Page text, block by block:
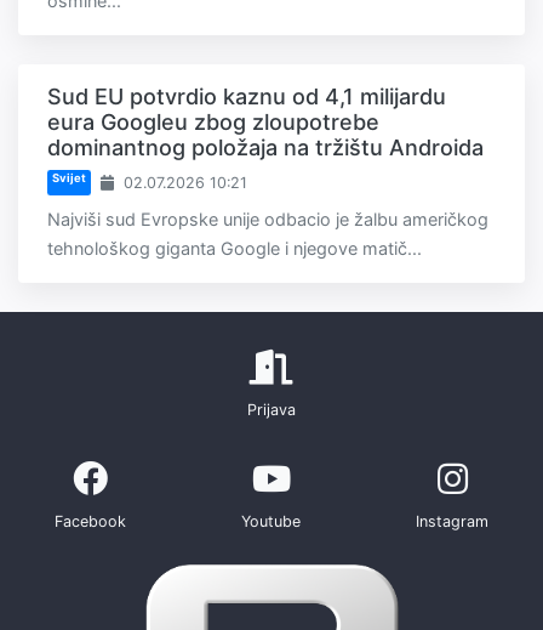
Sud EU potvrdio kaznu od 4,1 milijardu
eura Googleu zbog zloupotrebe
dominantnog položaja na tržištu Androida
Svijet 02.07.2026 10:21
Najviši sud Evropske unije odbacio je žalbu američkog
tehnološkog giganta Google i njegove matič...
Prijava
Facebook Youtube Instagram